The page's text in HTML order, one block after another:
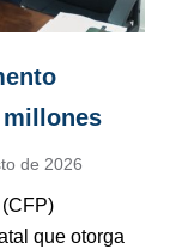
millones
de 2026
que otorga